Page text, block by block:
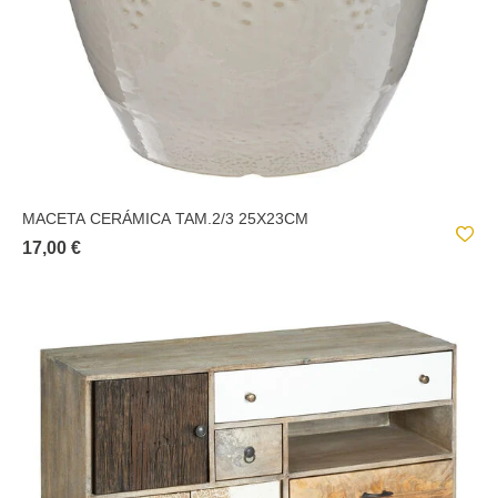
MACETA CERÁMICA TAM.2/3 25X23CM
17,00 €